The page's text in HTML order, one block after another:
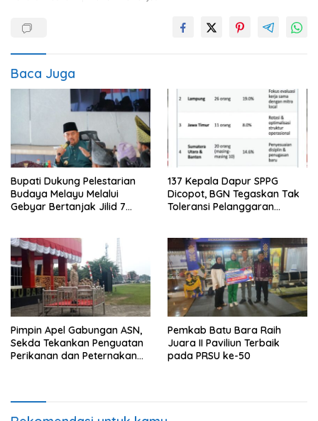
Baca Juga
Bupati Dukung Pelestarian
Budaya Melayu Melalui
Gebyar Bertanjak Jilid 7
137 Kepala Dapur SPPG
Dicopot, BGN Tegaskan Tak
Toleransi Pelanggaran
Pimpin Apel Gabungan ASN,
Sekda Tekankan Penguatan
Perikanan dan Peternakan
Pemkab Batu Bara Raih
Juara II Paviliun Terbaik
pada PRSU ke-50